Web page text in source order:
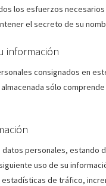
los esfuerzos
el secreto de su
información
consignados en
almacenada sólo
personales, estando
siguiente uso de su
de tráfico,